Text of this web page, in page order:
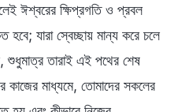
ঈশ্বরের ক্ষিপ্রগতি ও প্রবল
হবে; যারা স্বেচ্ছায় মান্য করে চলে
শুধুমাত্র তারাই এই পথের শেষ
মাধ্যমে, তোমাদের সকলের